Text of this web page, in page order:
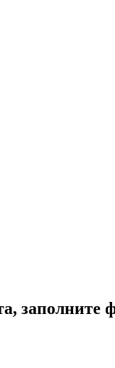
заполните